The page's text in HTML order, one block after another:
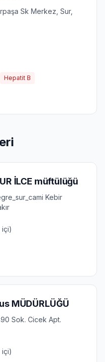
Sk Merkez, Sur,
Hepatit B
İLCE müftülüğü
Kebir
içi)
MÜDÜRLÜĞÜ
Sok. Cicek Apt.
içi)